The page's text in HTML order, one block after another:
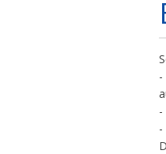
-
-
-